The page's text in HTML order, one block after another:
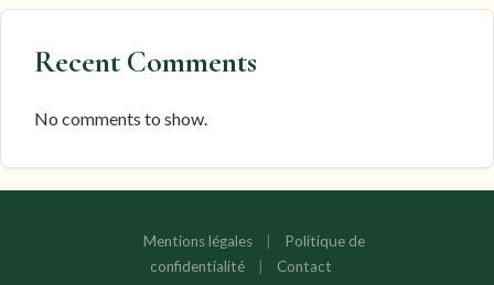
Recent Comments
No comments to show.
Mentions légales
Politique de
confidentialité
Contact